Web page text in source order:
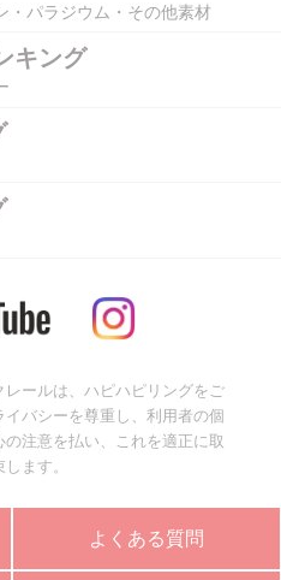
・パラジウム・その他素材
キング
ールは、ハピハピリングをご
バシーを尊重し、利用者の個
の注意を払い、これを適正に取
ます。
よくある質問